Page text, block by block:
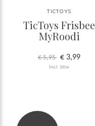
TICTOYS
TicToys Frisbee
MyRoodi
€ 5,95 € 3,99
Incl. btw